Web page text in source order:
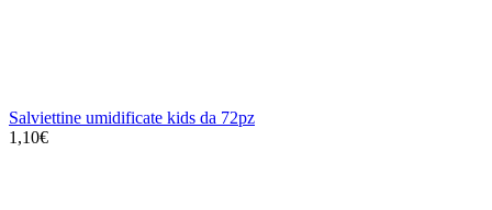
Salviettine umidificate kids da 72pz
1,10€